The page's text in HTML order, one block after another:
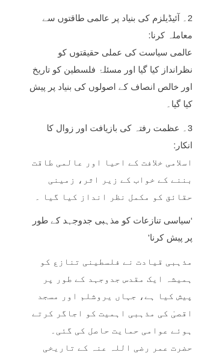
2۔ آئیڈیلزم کی بنیاد پر عالمی طاقتوں سے
معاملہ کرنا:
عالمی سیاست کی عملی حقیقتوں کو
نظرانداز کیا گیا اور مسئلۂ فلسطین کو تاریخ
اور خالص انصاف کے اصولوں کی بنیاد پر پیش
کیا گیا۔
3۔ عظمت رفتہ کی بازیافت اور زوال کا
انکار:
اسلامی خلافت کے احیا اور عالمی طاقت
بننے کے خواب کے زیر اثر، زمینی
حقائق کو مکمل نظر انداز کیا گیا ۔
‘سیاسی تنازعات کو مذہبی جدوجہد کے طور
پر پیش کرنا’
مذہبی قیادت نے فلسطینی تنازع کو
ہمیشہ ایک مقدس جدوجہد کے طور پر
پیش کیا ہے، جہاں یروشلم اور مسجد
اقصیٰ کی مذہبی اہمیت کو اجاگر کرتے
ہوئے عوامی حمایت حاصل کی گئی۔
حضرت عمر رضی اللہ عنہ کے تاریخی